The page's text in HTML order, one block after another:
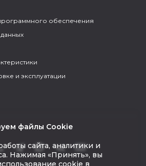
обеспечения
и эксплуатации
файлы Cookie
сайта, аналитики и
Нажимая «Принять», вы
cookie в